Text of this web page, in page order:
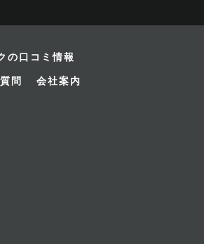
の口コミ情報
問 会社案内